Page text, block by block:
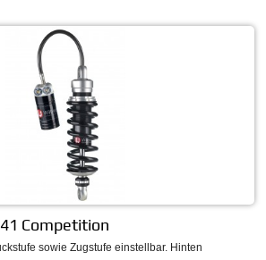
Competition
sowie Zugstufe einstellbar. Hinten